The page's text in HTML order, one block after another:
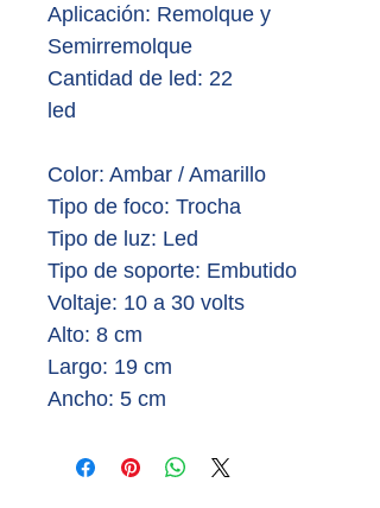
Aplicación: Remolque y
Semirremolque
Cantidad de led: 22
led
Color: Ambar / Amarillo
Tipo de foco: Trocha
Tipo de luz: Led
Tipo de soporte: Embutido
Voltaje: 10 a 30 volts
Alto: 8 cm
Largo: 19 cm
Ancho: 5 cm